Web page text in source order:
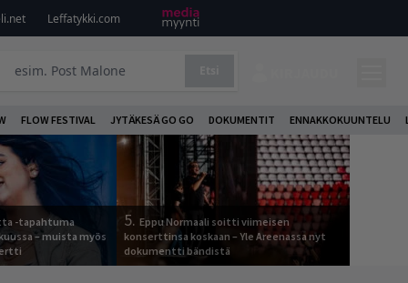
Leffatykki.com
FLOW FESTIVAL JYTÄKESÄ GO GO DOKUMENTIT ENNAKKOKUUNTELU
-tapahtuma
– muista myös
5. Eppu Normaali soitti viimeisen
konserttinsa koskaan – Yle Areenassa nyt
dokumentti bändistä